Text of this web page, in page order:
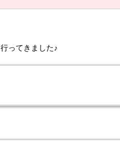
ってきました♪